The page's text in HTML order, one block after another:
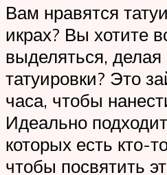
Вам нравятся
икрах? Вы хотите
выделяться,
татуировки? Это
часа, чтобы
Идеально
которых есть кто-
чтобы посвятить